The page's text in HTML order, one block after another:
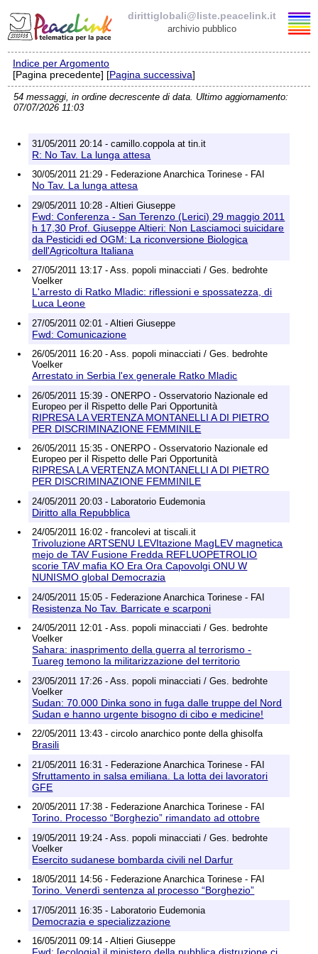
dirittiglobali@liste.peacelink.it
archivio pubblico
Elenco delle liste
dirittiglobali@liste.peacelink.it
Richieste di rimozione
Indice per Argomento
[Pagina precedente] [Pagina successiva]
54 messaggi, in ordine decrescente di data. Ultimo aggiornamento:
07/07/2026 11:03
31/05/2011 20:14 - camillo.coppola at tin.it
R: No Tav. La lunga attesa
30/05/2011 21:29 - Federazione Anarchica Torinese - FAI
No Tav. La lunga attesa
29/05/2011 10:28 - Altieri Giuseppe
Fwd: Conferenza - San Terenzo (Lerici) 29 maggio 2011
h 17,30 Prof. Giuseppe Altieri: Non Lasciamoci suicidare
da Pesticidi ed OGM: La riconversione Biologica
dell'Agricoltura Italiana
27/05/2011 13:17 - Ass. popoli minacciati / Ges. bedrohte
Voelker
L'arresto di Ratko Mladic: riflessioni e spossatezza, di
Luca Leone
27/05/2011 02:01 - Altieri Giuseppe
Fwd: Comunicazione
26/05/2011 16:20 - Ass. popoli minacciati / Ges. bedrohte
Voelker
Arrestato in Serbia l'ex generale Ratko Mladic
26/05/2011 15:39 - ONERPO - Osservatorio Nazionale ed
Europeo per il Rispetto delle Pari Opportunità
RIPRESA LA VERTENZA MONTANELLI A DI PIETRO
PER DISCRIMINAZIONE FEMMINILE
26/05/2011 15:35 - ONERPO - Osservatorio Nazionale ed
Europeo per il Rispetto delle Pari Opportunità
RIPRESA LA VERTENZA MONTANELLI A DI PIETRO
PER DISCRIMINAZIONE FEMMINILE
24/05/2011 20:03 - Laboratorio Eudemonia
Diritto alla Repubblica
24/05/2011 16:02 - francolevi at tiscali.it
Trivoluzione ARTSENU LEVItazione MagLEV magnetica
mejo de TAV Fusione Fredda REFLUOPETROLIO
scorie TAV mafia KO Era Ora Capovolgi ONU W
NUNISMO global Democrazia
24/05/2011 15:05 - Federazione Anarchica Torinese - FAI
Resistenza No Tav. Barricate e scarponi
24/05/2011 12:01 - Ass. popoli minacciati / Ges. bedrohte
Voelker
Sahara: inasprimento della guerra al terrorismo -
Tuareg temono la militarizzazione del territorio
23/05/2011 17:26 - Ass. popoli minacciati / Ges. bedrohte
Voelker
Sudan: 70.000 Dinka sono in fuga dalle truppe del Nord
Sudan e hanno urgente bisogno di cibo e medicine!
22/05/2011 13:43 - circolo anarchico ponte della ghisolfa
Brasili
21/05/2011 16:31 - Federazione Anarchica Torinese - FAI
Sfruttamento in salsa emiliana. La lotta dei lavoratori
GFE
20/05/2011 17:38 - Federazione Anarchica Torinese - FAI
Torino. Processo “Borghezio” rimandato ad ottobre
19/05/2011 19:24 - Ass. popoli minacciati / Ges. bedrohte
Voelker
Esercito sudanese bombarda civili nel Darfur
18/05/2011 14:56 - Federazione Anarchica Torinese - FAI
Torino. Venerdì sentenza al processo “Borghezio”
17/05/2011 16:35 - Laboratorio Eudemonia
Democrazia e specializzazione
16/05/2011 09:14 - Altieri Giuseppe